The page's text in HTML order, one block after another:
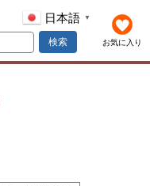
お気に入り
日本語 ▼
検索